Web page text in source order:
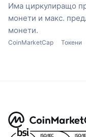
Има циркулиращо
монети и макс.
монети.
CoinMarketCap Токени